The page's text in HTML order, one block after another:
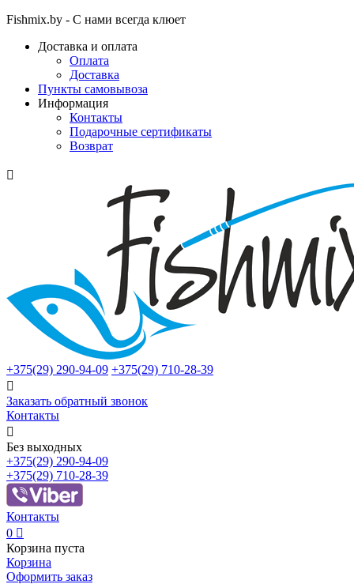
Fishmix.by - С нами всегда клюет
Доставка и оплата
Оплата
Доставка
Пункты самовывоза
Информация
Контакты
Подарочные сертификаты
Возврат

+375(29) 290-94-09 +375(29) 710-28-39

Заказать обратный звонок
Контакты

Без выходных
+375(29) 290-94-09
+375(29) 710-28-39
Контакты
0 
Корзина пуста
Корзина
Оформить заказ